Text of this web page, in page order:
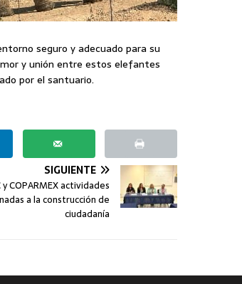
seguro y adecuado para su
y unión entre estos elefantes
por el santuario.
SIGUIENTE
y COPARMEX actividades
a la construcción de
ciudadanía